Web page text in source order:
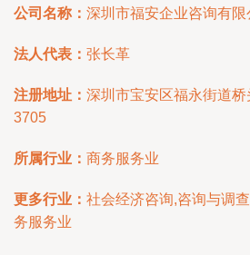
公司名称： 深圳市福安企业咨询有限
法人代表： 张长革
注册地址： 深圳市宝安区福永街道
3705
所属行业： 商务服务业
更多行业： 社会经济咨询,咨询与调
务服务业